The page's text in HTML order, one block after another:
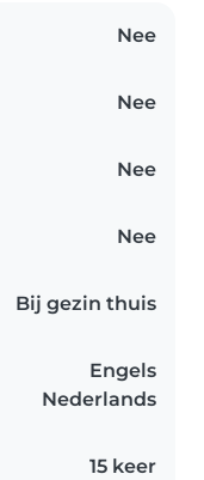
Nee
Nee
Nee
Nee
Bij gezin thuis
Engels
Nederlands
15 keer